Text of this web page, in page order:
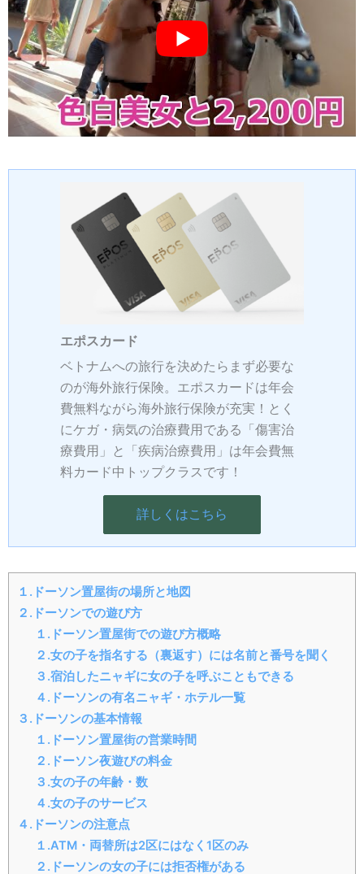
エポスカード
ベトナムへの旅行を決めたらまず必要な
のが海外旅行保険。エポスカードは年会
費無料ながら海外旅行保険が充実！とく
にケガ・病気の治療費用である「傷害治
療費用」と「疾病治療費用」は年会費無
料カード中トップクラスです！
詳しくはこちら
１.ドーソン置屋街の場所と地図
２.ドーソンでの遊び方
１.ドーソン置屋街での遊び方概略
２.女の子を指名する（裏返す）には名前と番号を聞く
３.宿泊したニャギに女の子を呼ぶこともできる
４.ドーソンの有名ニャギ・ホテル一覧
３.ドーソンの基本情報
１.ドーソン置屋街の営業時間
２.ドーソン夜遊びの料金
３.女の子の年齢・数
４.女の子のサービス
４.ドーソンの注意点
１.ATM・両替所は2区にはなく1区のみ
２.ドーソンの女の子には拒否権がある